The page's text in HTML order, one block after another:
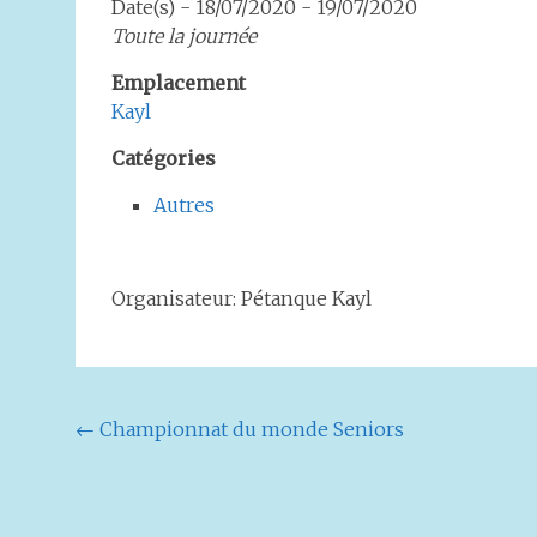
Date(s) - 18/07/2020 - 19/07/2020
Toute la journée
Emplacement
Kayl
Catégories
Autres
Organisateur: Pétanque Kayl
Navigation
← Championnat du monde Seniors